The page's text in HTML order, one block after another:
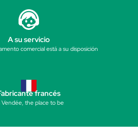
A su servicio
comercial está a su disposición
francés
Vendée, the place to be